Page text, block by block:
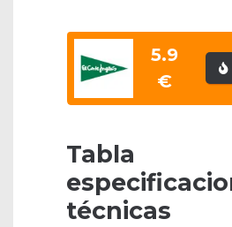
5.9
€
Tabla
técnicas